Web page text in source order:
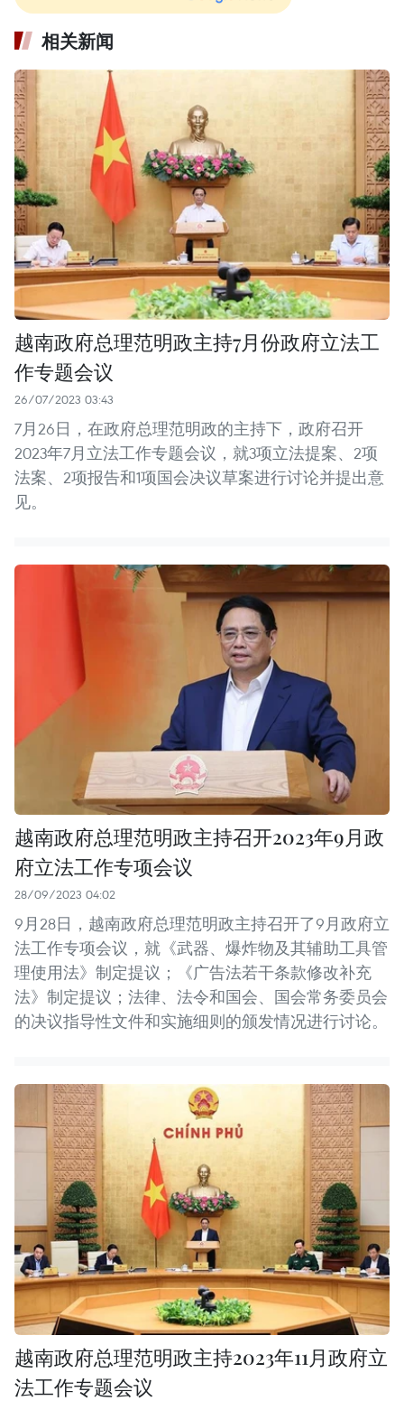
相关新闻
越南政府总理范明政主持7月份政府立法工
作专题会议
26/07/2023 03:43
7月26日，在政府总理范明政的主持下，政府召开
2023年7月立法工作专题会议，就3项立法提案、2项
法案、2项报告和1项国会决议草案进行讨论并提出意
见。
越南政府总理范明政主持召开2023年9月政
府立法工作专项会议
28/09/2023 04:02
9月28日，越南政府总理范明政主持召开了9月政府立
法工作专项会议，就《武器、爆炸物及其辅助工具管
理使用法》制定提议；《广告法若干条款修改补充
法》制定提议；法律、法令和国会、国会常务委员会
的决议指导性文件和实施细则的颁发情况进行讨论。
越南政府总理范明政主持2023年11月政府立
法工作专题会议